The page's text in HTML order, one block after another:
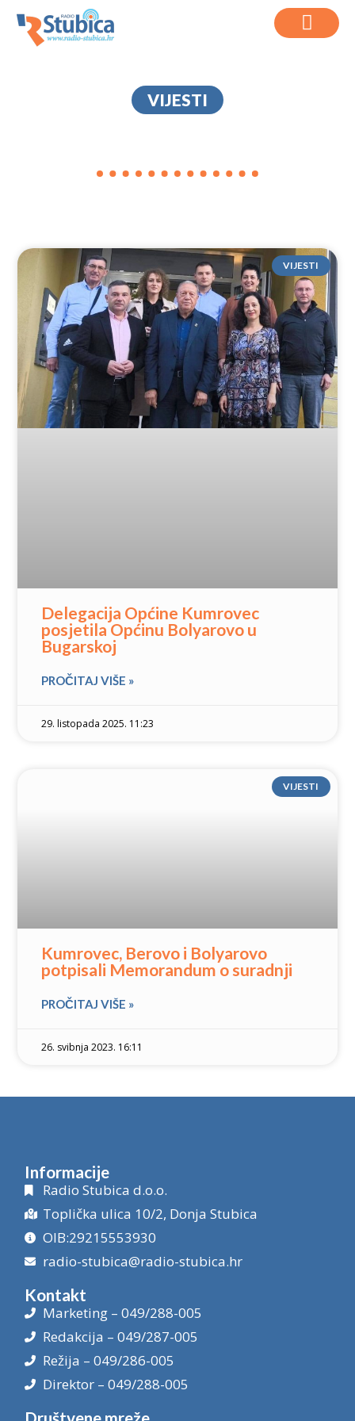
VIJESTI
VIJESTI
Delegacija Općine Kumrovec
posjetila Općinu Bolyarovo u
Bugarskoj
PROČITAJ VIŠE »
29. listopada 2025. 11:23
VIJESTI
Kumrovec, Berovo i Bolyarovo
potpisali Memorandum o suradnji
PROČITAJ VIŠE »
26. svibnja 2023. 16:11
Informacije
Radio Stubica d.o.o.
Toplička ulica 10/2, Donja Stubica
OIB:29215553930
radio-stubica@radio-stubica.hr
Kontakt
Marketing – 049/288-005
Redakcija – 049/287-005
Režija – 049/286-005
Direktor – 049/288-005